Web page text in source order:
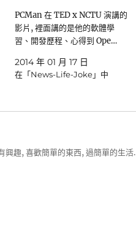
PCMan 在 TED x NCTU 演講的
影片, 裡面講的是他的軟體學
習、開發歷程、心得到 Ope…
2014 年 01 月 17 日
在「News-Life-Joke」中
興趣, 喜歡簡單的東西, 過簡單的生活.